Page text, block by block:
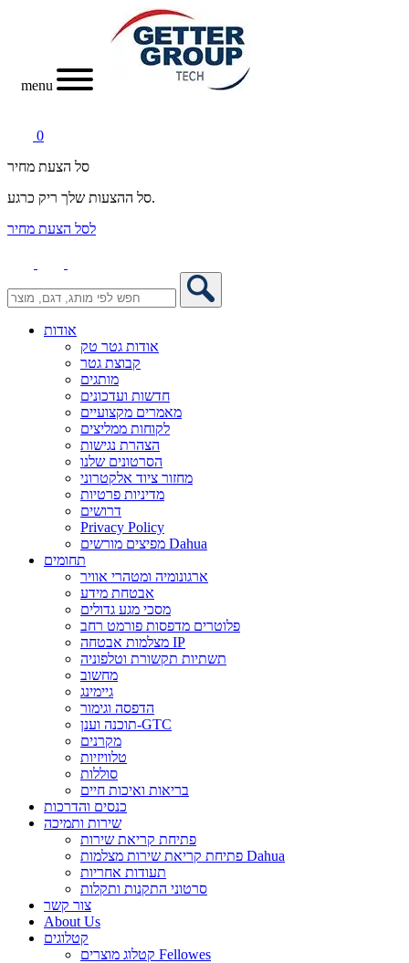
menu
0
סל הצעת מחיר
סל ההצעות שלך ריק כרגע.
לסל הצעת מחיר
אודות
אודות גטר טק
קבוצת גטר
מותגים
חדשות ועדכונים
מאמרים מקצועיים
לקוחות ממליצים
הצהרת נגישות
הסרטונים שלנו
מחזור ציוד אלקטרוני
מדיניות פרטיות
דרושים
Privacy Policy
מפיצים מורשים Dahua
תחומים
ארגונומיה ומטהרי אוויר
אבטחת מידע
מסכי מגע גדולים
פלוטרים מדפסות פורמט רחב
מצלמות אבטחה IP
תשתיות תקשורת וטלפוניה
מחשוב
גיימינג
הדפסה וגימור
תוכנה וענן-GTC
מקרנים
טלוויזיות
סוללות
בריאות ואיכות חיים
כנסים והדרכות
שירות ותמיכה
פתיחת קריאת שירות
פתיחת קריאת שירות מצלמות Dahua
תעודות אחריות
סרטוני התקנות ותקלות
צור קשר
About Us
קטלוגים
קטלוג מוצרים Fellowes